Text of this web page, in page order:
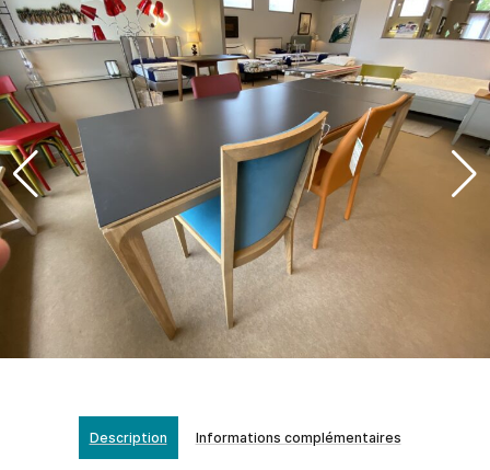
Description Informations complémentaires